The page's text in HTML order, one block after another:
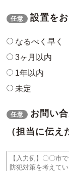
任意 設置を
なるべく早く
3ヶ月以内
1年以内
未定
任意
お問い
（担当に伝え